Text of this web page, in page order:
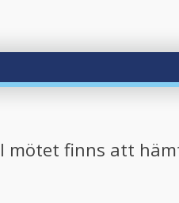
mötet finns att